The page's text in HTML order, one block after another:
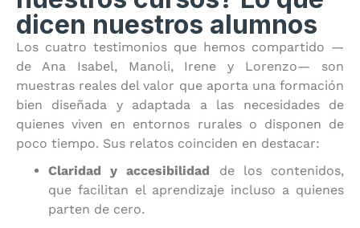
dicen nuestros alumnos
Los cuatro testimonios que hemos compartido —
de Ana Isabel, Manoli, Irene y Lorenzo— son
muestras reales del valor que aporta una formación
bien diseñada y adaptada a las necesidades de
quienes viven en entornos rurales o disponen de
poco tiempo. Sus relatos coinciden en destacar:
Claridad y accesibilidad de los contenidos,
que facilitan el aprendizaje incluso a quienes
parten de cero.